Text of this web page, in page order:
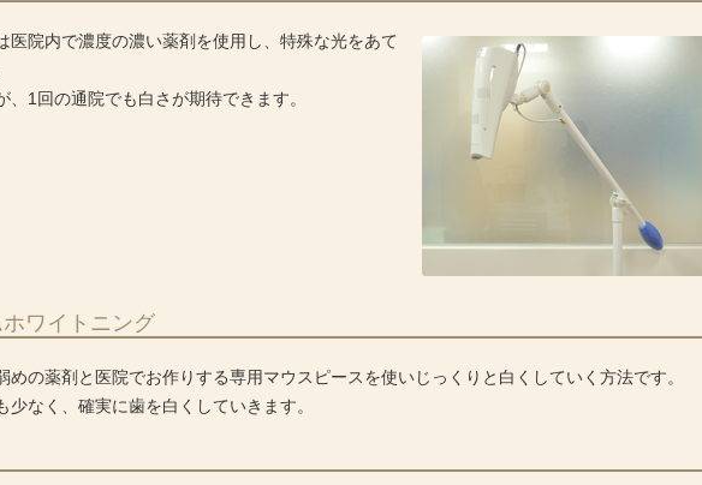
医院内で濃度の濃い薬剤を使用し、特殊な光をあて
1回の通院でも白さが期待できます。
ワイトニング
めの薬剤と医院でお作りする専用マウスピースを使いじっくりと白くしていく方法です。
なく、確実に歯を白くしていきます。